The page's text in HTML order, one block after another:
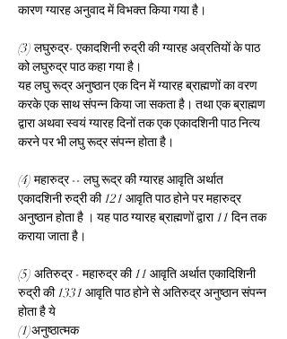
कारण ग्यारह अनुवाद में विभक्त किया गया है।
(3) लघुरुद्र- एकादशिनी रुद्री की ग्यारह अव्रतियों के पाठ
को लघुरुद्र पाठ कहा गया है।
यह लघु रूद्र अनुष्ठान एक दिन में ग्यारह ब्राह्मणों का वरण
करके एक साथ संपन्न किया जा सकता है। तथा एक ब्राह्मण
द्वारा अथवा स्वयं ग्यारह दिनों तक एक एकादशिनी पाठ नित्य
करने पर भी लघु रूद्र संपन्न होता है।
(4) महारुद्र -- लघु रूद्र की ग्यारह आवृति अर्थात
एकादशिनी रुद्री की 121 आवृति पाठ होने पर महारुद्र
अनुष्ठान होता है । यह पाठ ग्यारह ब्राह्मणों द्वारा 11 दिन तक
कराया जाता है।
(5) अतिरुद्र - महारुद्र की 11 आवृति अर्थात एकादिशिनी
रुद्री की 1331 आवृति पाठ होने से अतिरुद्र अनुष्ठान संपन्न
होता है ये
(1)अनुष्ठात्मक